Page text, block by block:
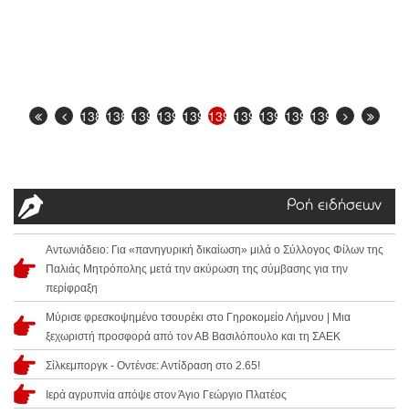
1388138913901391139213931394139513961397
Ροή ειδήσεων
Αντωνιάδειο: Για «πανηγυρική δικαίωση» μιλά ο Σύλλογος Φίλων της
Παλιάς Μητρόπολης μετά την ακύρωση της σύμβασης για την
περίφραξη
Μύρισε φρεσκοψημένο τσουρέκι στο Γηροκομείο Λήμνου | Μια
ξεχωριστή προσφορά από τον ΑΒ Βασιλόπουλο και τη ΣΑΕΚ
Σίλκεμποργκ - Οντένσε: Αντίδραση στο 2.65!
Ιερά αγρυπνία απόψε στον Άγιο Γεώργιο Πλατέος